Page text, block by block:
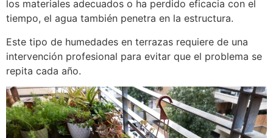
los materiales adecuados o ha perdido eficacia con el
tiempo, el agua también penetra en la estructura.
Este tipo de humedades en terrazas requiere de una
intervención profesional para evitar que el problema se
repita cada año.